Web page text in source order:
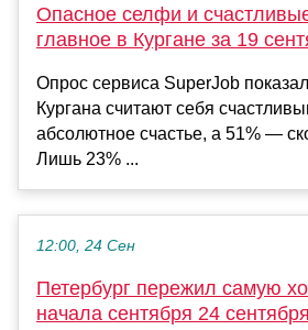
Опасное селфи и
главное в Кургане за 19
Опрос сервиса SuperJob
Кургана считают себя
абсолютное счастье, а 51% —
Лишь 23% ...
12:00, 24 Сен
Петербург пережил самую
начала сентября 24